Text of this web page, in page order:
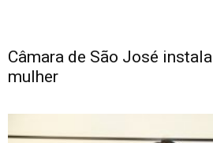
Câmara de São José
mulher